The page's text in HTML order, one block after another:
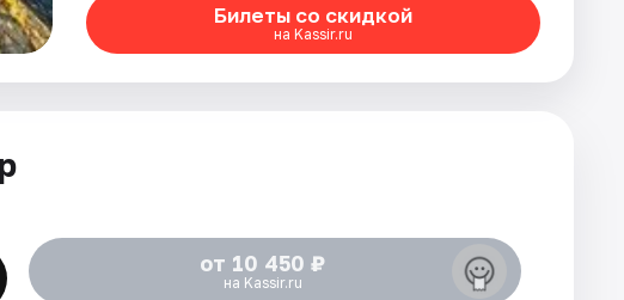
Билеты со скидкой
на Kassir.ru
от 10 450 ₽
на Kassir.ru